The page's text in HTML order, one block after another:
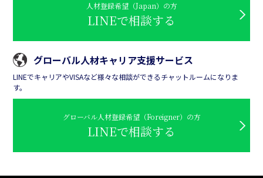
人材登録希望（Japan）の方
LINEで相談する
グローバル人材キャリア支援サービス
LINEでキャリアやVISAなど様々な相談ができるチャットルームになりま
す。
グローバル人材登録希望（Foreigner）の方
LINEで相談する